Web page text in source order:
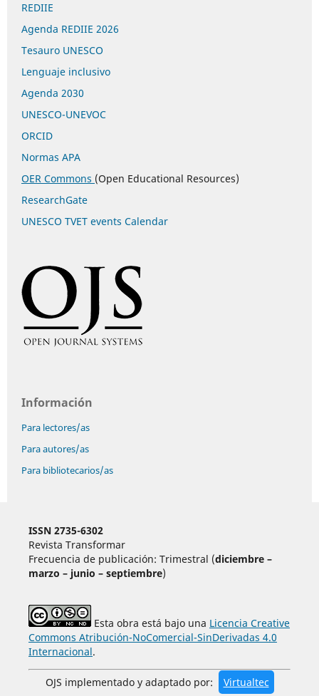
REDIIE
Agenda REDIIE 2026
Tesauro UNESCO
Lenguaje inclusivo
Agenda 2030
UNESCO-UNEVOC
ORCID
Normas APA
OER Commons (Open Educational Resources)
ResearchGate
UNESCO TVET events Calendar
Información
Para lectores/as
Para autores/as
Para bibliotecarios/as
ISSN 2735-6302
Revista Transformar
Frecuencia de publicación: Trimestral (diciembre –
marzo – junio – septiembre)
Esta obra está bajo una Licencia Creative
Commons Atribución-NoComercial-SinDerivadas 4.0
Internacional.
OJS implementado y adaptado por: Virtualtec